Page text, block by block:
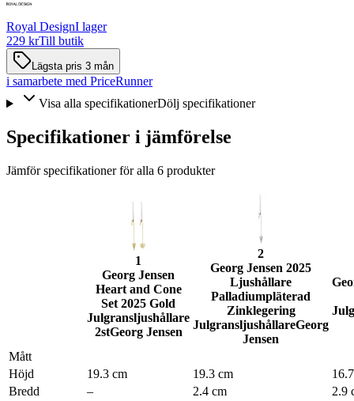
Royal DesignI lager
229 krTill butik
Lägsta pris 3 mån
i samarbete med PriceRunner
Visa alla specifikationerDölj specifikationer
Specifikationer i jämförelse
Jämför specifikationer för alla 6 produkter
1
Georg Jensen
Heart and Cone
Set 2025 Gold
Julgransljushållare
2stGeorg Jensen
2
Georg Jensen 2025
Ljushållare
Palladiumpläterad
Zinklegering
JulgransljushållareGeorg
Jensen
Mått
Höjd
19.3 cm 19.3 cm
Bredd
– 2.4 cm
2.9